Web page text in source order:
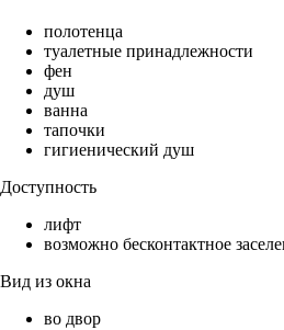
полотенца
туалетные принадлежности
фен
душ
ванна
тапочки
гигиенический душ
Доступность
лифт
возможно бесконтактное
Вид из окна
во двор